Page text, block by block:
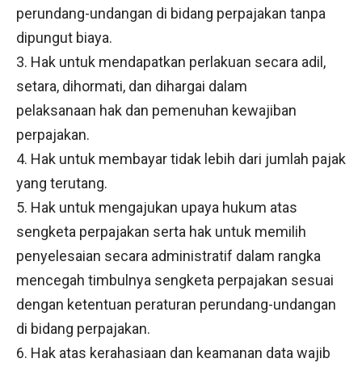
perundang-undangan di bidang perpajakan tanpa
dipungut biaya.
3. Hak untuk mendapatkan perlakuan secara adil,
setara, dihormati, dan dihargai dalam
pelaksanaan hak dan pemenuhan kewajiban
perpajakan.
4. Hak untuk membayar tidak lebih dari jumlah pajak
yang terutang.
5. Hak untuk mengajukan upaya hukum atas
sengketa perpajakan serta hak untuk memilih
penyelesaian secara administratif dalam rangka
mencegah timbulnya sengketa perpajakan sesuai
dengan ketentuan peraturan perundang-undangan
di bidang perpajakan.
6. Hak atas kerahasiaan dan keamanan data wajib